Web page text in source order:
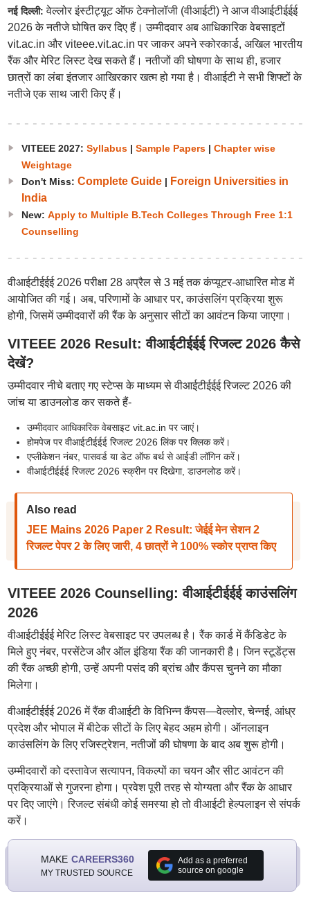
नई दिल्ली:वेल्लोर इंस्टीट्यूट ऑफ टेक्नोलॉजी (वीआईटी) ने आज वीआईटीईईई
2026 के नतीजे घोषित कर दिए हैं। उम्मीदवार अब आधिकारिक वेबसाइटों
vit.ac.in और viteee.vit.ac.in पर जाकर अपने स्कोरकार्ड, अखिल भारतीय
रैंक और मेरिट लिस्ट देख सकते हैं। नतीजों की घोषणा के साथ ही, हजार
छात्रों का लंबा इंतजार आखिरकार खत्म हो गया है। वीआईटी ने सभी शिफ्टों के
नतीजे एक साथ जारी किए हैं।
VITEEE 2027: Syllabus| Sample Papers| Chapter wise
Weightage
Don't Miss: Complete Guide| Foreign Universities in
India
New: Apply to Multiple B.Tech Colleges Through Free 1:1
Counselling
वीआईटीईईई 2026 परीक्षा 28 अप्रैल से 3 मई तक कंप्यूटर-आधारित मोड में
आयोजित की गई। अब, परिणामों के आधार पर, काउंसलिंग प्रक्रिया शुरू
होगी, जिसमें उम्मीदवारों की रैंक के अनुसार सीटों का आवंटन किया जाएगा।
VITEEE 2026 Result: वीआईटीईईई रिजल्ट 2026 कैसे
देखें?
उम्मीदवार नीचे बताए गए स्टेप्स के माध्यम से वीआईटीईईई रिजल्ट 2026 की
जांच या डाउनलोड कर सकते हैं-
उम्मीदवार आधिकारिक वेबसाइट vit.ac.in पर जाएं।
होमपेज पर वीआईटीईईई रिजल्ट 2026 लिंक पर क्लिक करें।
एप्लीकेशन नंबर, पासवर्ड या डेट ऑफ बर्थ से आईडी लॉगिन करें।
वीआईटीईईई रिजल्ट 2026 स्क्रीन पर दिखेगा, डाउनलोड करें।
Also read
JEE Mains 2026 Paper 2 Result: जेईई मेन सेशन 2
रिजल्ट पेपर 2 के लिए जारी, 4 छात्रों ने 100% स्कोर प्राप्त किए
VITEEE 2026 Counselling: वीआईटीईईई काउंसलिंग
2026
वीआईटीईईई मेरिट लिस्ट वेबसाइट पर उपलब्ध है। रैंक कार्ड में कैंडिडेट के
मिले हुए नंबर, परसेंटेज और ऑल इंडिया रैंक की जानकारी है। जिन स्टूडेंट्स
की रैंक अच्छी होगी, उन्हें अपनी पसंद की ब्रांच और कैंपस चुनने का मौका
मिलेगा।
वीआईटीईईई 2026 में रैंक वीआईटी के विभिन्न कैंपस—वेल्लोर, चेन्नई, आंध्र
प्रदेश और भोपाल में बीटेक सीटों के लिए बेहद अहम होगी। ऑनलाइन
काउंसलिंग के लिए रजिस्ट्रेशन, नतीजों की घोषणा के बाद अब शुरू होगी।
उम्मीदवारों को दस्तावेज सत्यापन, विकल्पों का चयन और सीट आवंटन की
प्रक्रियाओं से गुजरना होगा। प्रवेश पूरी तरह से योग्यता और रैंक के आधार
पर दिए जाएंगे। रिजल्ट संबंधी कोई समस्या हो तो वीआईटी हेल्पलाइन से संपर्क
करें।
MAKE CAREERS360
MY TRUSTED SOURCE
Add as a preferred
source on google